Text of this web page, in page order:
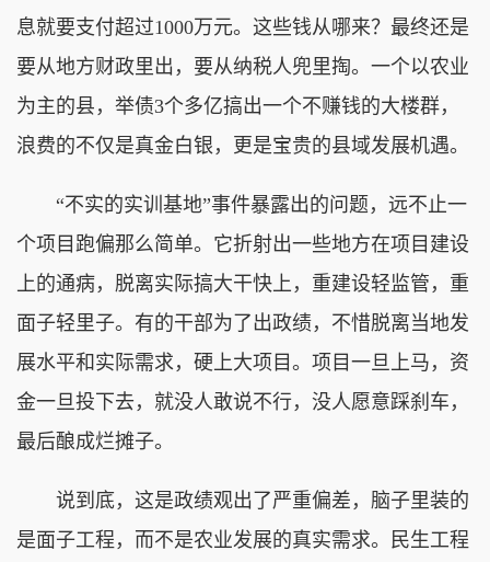
息就要支付超过1000万元。这些钱从哪来？最终还是
要从地方财政里出，要从纳税人兜里掏。一个以农业
为主的县，举债3个多亿搞出一个不赚钱的大楼群，
浪费的不仅是真金白银，更是宝贵的县域发展机遇。
“不实的实训基地”事件暴露出的问题，远不止一
个项目跑偏那么简单。它折射出一些地方在项目建设
上的通病，脱离实际搞大干快上，重建设轻监管，重
面子轻里子。有的干部为了出政绩，不惜脱离当地发
展水平和实际需求，硬上大项目。项目一旦上马，资
金一旦投下去，就没人敢说不行，没人愿意踩刹车，
最后酿成烂摊子。
说到底，这是政绩观出了严重偏差，脑子里装的
是面子工程，而不是农业发展的真实需求。民生工程